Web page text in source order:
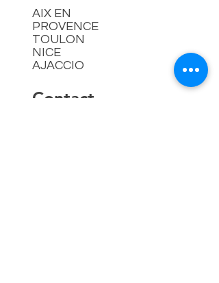
AIX EN
PROVENCE
TOULON
NICE
AJACCIO​
Contact